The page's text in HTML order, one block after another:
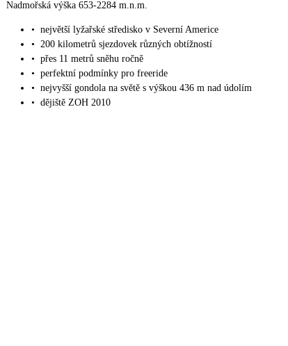
Nadmořská výška 653-2284 m.n.m.
• největší lyžařské středisko v Severní Americe
• 200 kilometrů sjezdovek různých obtížností
• přes 11 metrů sněhu ročně
• perfektní podmínky pro freeride
• nejvyšší gondola na světě s výškou 436 m nad údolím
• dějiště ZOH 2010